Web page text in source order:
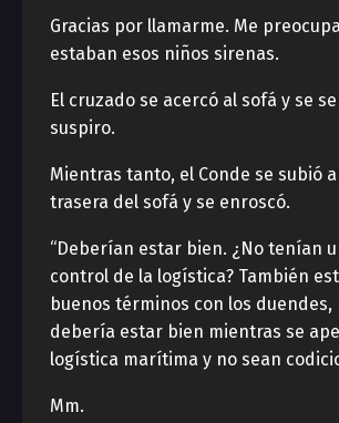
Gracias por llamarme. Me
estaban esos niños sirenas.
El cruzado se acercó al sofá y se
suspiro.
Mientras tanto, el Conde se subió
trasera del sofá y se enroscó.
“Deberían estar bien. ¿No tenían
control de la logística? También
buenos términos con los duendes,
debería estar bien mientras se
logística marítima y no sean
Mm.